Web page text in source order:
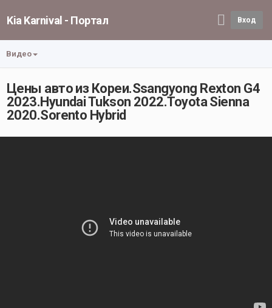
Kia Karnival - Портал Вход
Видео
Цены авто из Кореи.Ssangyong Rexton G4
2023.Hyundai Tukson 2022.Toyota Sienna
2020.Sorento Hybrid